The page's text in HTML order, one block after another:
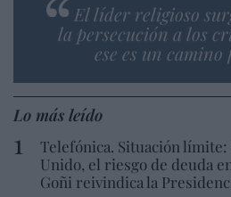
El líder religioso
la persecución a los
ese es un
Lo más leído
Telefónica. Situación
Unido, el riesgo de deuda
Goñi reivindica la